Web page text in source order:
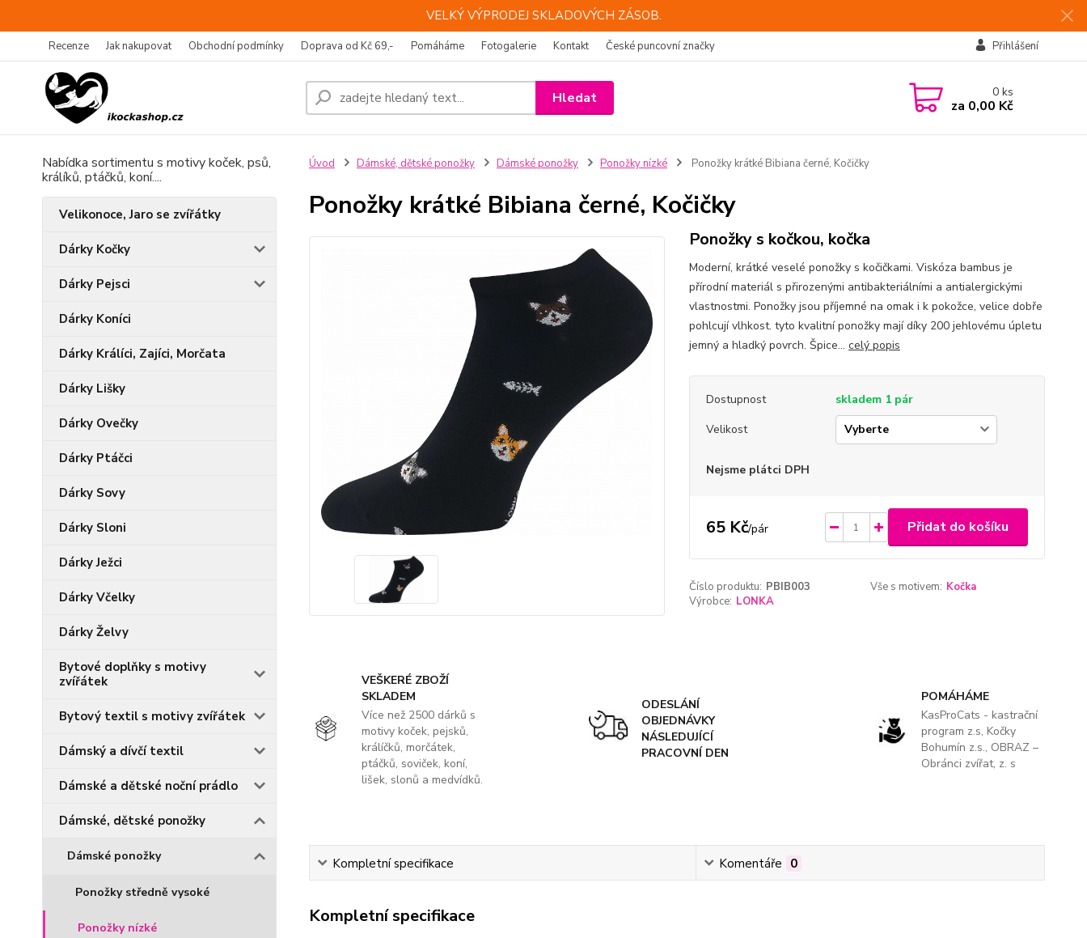
VELKÝ VÝPRODEJ SKLADOVÝCH ZÁSOB.
Recenze Jak nakupovat Obchodní podmínky Doprava od Kč 69,- Pomáháme Fotogalerie Kontakt České puncovní značky Přihlášení
Hledat 0ks
za 0,00 Kč
Nabídka sortimentu s motivy koček, psů,
králíků, ptáčků, koní....
Velikonoce, Jaro se zvířátky
Dárky Kočky
Dárky Pejsci
Dárky Koníci
Dárky Králíci, Zajíci, Morčata
Dárky Lišky
Dárky Ovečky
Dárky Ptáčci
Dárky Sovy
Dárky Sloni
Dárky Ježci
Dárky Včelky
Dárky Želvy
Bytové doplňky s motivy
zvířátek
Bytový textil s motivy zvířátek
Dámský a dívčí textil
Dámské a dětské noční prádlo
Dámské, dětské ponožky
Dámské ponožky
Ponožky středně vysoké
Ponožky nízké
Úvod Dámské, dětské ponožky Dámské ponožky Ponožky nízké Ponožky krátké Bibiana černé, Kočičky
Ponožky krátké Bibiana černé, Kočičky
Ponožky s kočkou, kočka
Moderní, krátké veselé ponožky s kočičkami. Viskóza bambus je
přírodní materiál s přirozenými antibakteriálními a antialergickými
vlastnostmi. Ponožky jsou příjemné na omak i k pokožce, velice dobře
pohlcují vlhkost. tyto kvalitní ponožky mají díky 200 jehlovému úpletu
jemný a hladký povrch. Špice... celý popis
Dostupnost
skladem 1 pár
Velikost
Nejsme plátci DPH
65 Kč/pár Přidat do košíku
Číslo produktu: PBIB003 Vše s motivem: Kočka
Výrobce: LONKA
VEŠKERÉ ZBOŽÍ
SKLADEM
Více než 2500 dárků s
motivy koček, pejsků,
králíčků, morčátek,
ptáčků, soviček, koní,
lišek, slonů a medvídků.
ODESLÁNÍ
OBJEDNÁVKY
NÁSLEDUJÍCÍ
PRACOVNÍ DEN
POMÁHÁME
KasProCats - kastrační
program z.s, Kočky
Bohumín z.s., OBRAZ –
Obránci zvířat, z. s
Kompletní specifikace Komentáře 0
Kompletní specifikace